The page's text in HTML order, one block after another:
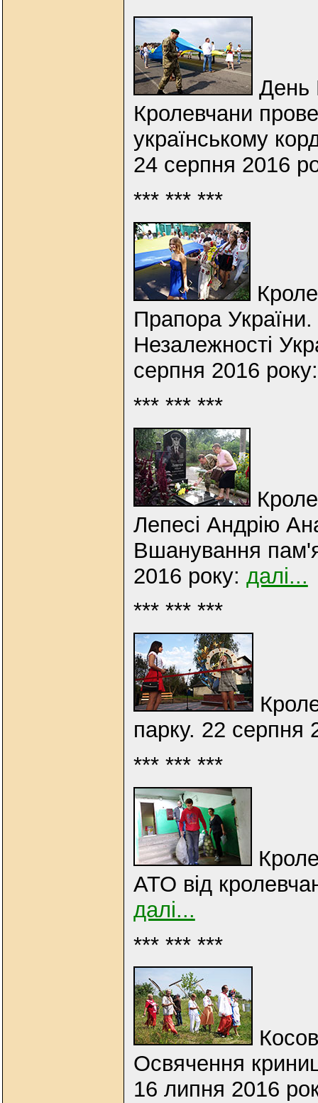
День
Кролевчани
українському
24 серпня 2016
*** *** ***
Прапора
Незалежності
серпня 2016
*** *** ***
Лепесі Андрію
Вшанування
2016 року: далі...
*** *** ***
парку. 22 серпня
*** *** ***
АТО від
далі...
*** *** ***
Освячення
16 липня 2016